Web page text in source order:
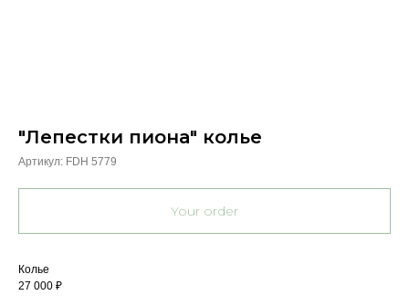
"Лепестки пиона" колье
Артикул: FDH 5779
Your order
Колье
27 000 ₽